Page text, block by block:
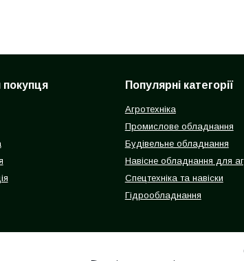
покупця Популярні категорії
Агротехніка
Промислове обладнання
Будівельне обладнання
Навісне обладнання для
Спецтехніка та навіски
Гідрообладнання